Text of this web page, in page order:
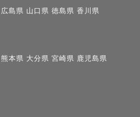
。）
高級ドレス＆タキシードをお探
レスベネデッタ』様を66,000
広島県 山口県 徳島県 香川県
熊本県 大分県 宮崎県 鹿児島県